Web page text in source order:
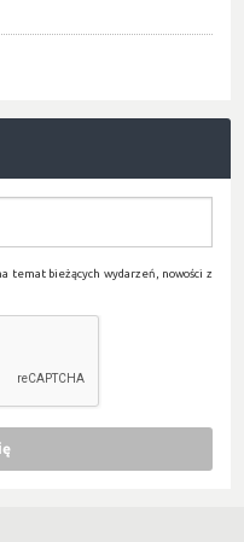
temat bieżących wydarzeń, nowości z